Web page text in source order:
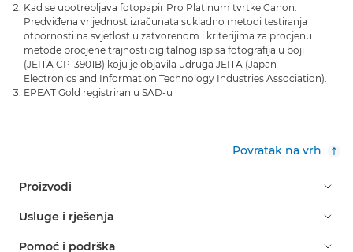
Kad se upotrebljava fotopapir Pro Platinum tvrtke Canon.
Predviđena vrijednost izračunata sukladno metodi testiranja
otpornosti na svjetlost u zatvorenom i kriterijima za procjenu
metode procjene trajnosti digitalnog ispisa fotografija u boji
(JEITA CP-3901B) koju je objavila udruga JEITA (Japan
Electronics and Information Technology Industries Association).
EPEAT Gold registriran u SAD-u
Povratak na vrh
Proizvodi
Usluge i rješenja
Pomoć i podrška